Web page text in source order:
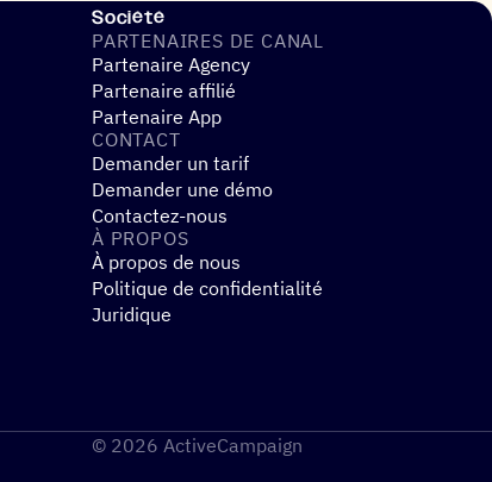
Société
PARTE­NAIRES DE CANAL
Partenaire Agency
Partenaire affilié
Partenaire App
CONTACT
Demander un tarif
Demander une démo
Contactez-nous
À PROPOS
À propos de nous
Politique de confidentialité
Juridique
© 2026 ActiveCampaign